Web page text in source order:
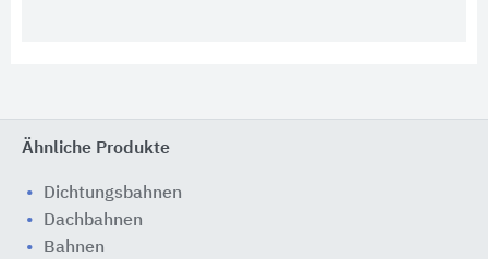
Ähnliche Produkte
Dichtungsbahnen
Dachbahnen
Bahnen